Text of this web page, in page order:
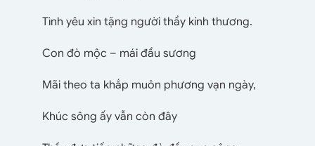
Tình yêu xin tặng người thầy kính thương.
Con đò mộc – mái đầu sương
Mãi theo ta khắp muôn phương vạn ngày,
Khúc sông ấy vẫn còn đây